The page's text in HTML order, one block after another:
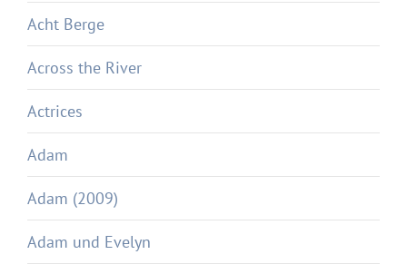
Acht Berge
Across the River
Actrices
Adam
Adam (2009)
Adam und Evelyn